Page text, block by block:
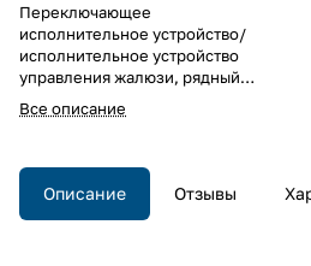
Переключающее
исполнительное устройство/
исполнительное устройство
управления жалюзи, рядный
встраиваемый прибор (REG), 10
А.<br />
исполнительного устройства/5
каналов исполнительного
устройства управления жалюзи.
Все описание
Описание Отзывы